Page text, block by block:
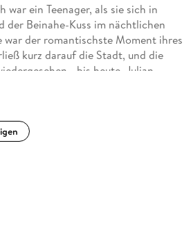
war ein Teenager, als sie sich in
der Beinahe-Kuss im nächtlichen
war der romantischste Moment ihres
kurz darauf die Stadt, und die
- bis heute. Julian,
Vorfreude, Nervosität und
Das fühlt Hallie vor diesem Treffen.